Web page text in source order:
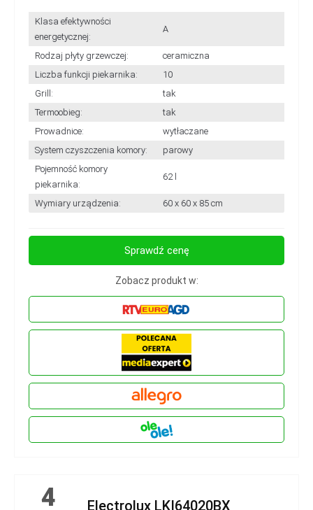
Klasa efektywności
energetycznej:
A
Rodzaj płyty grzewczej:
ceramiczna
Liczba funkcji piekarnika:
10
Grill:
tak
Termoobieg:
tak
Prowadnice:
wytłaczane
System czyszczenia komory:
parowy
Pojemność komory
piekarnika:
62 l
Wymiary urządzenia: 60 x 60 x 85 cm
Sprawdź cenę
Zobacz produkt w:
4 Electrolux LKI64020BX